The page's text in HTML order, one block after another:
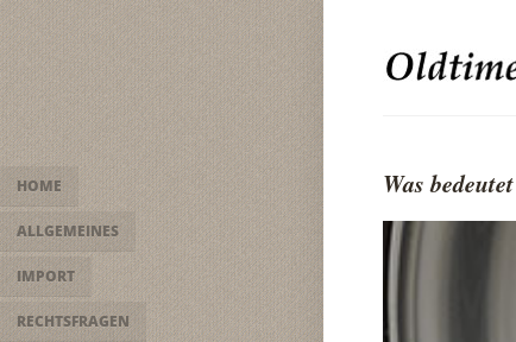
HOME
ALLGEMEINES
IMPORT
RECHTSFRAGEN
Was